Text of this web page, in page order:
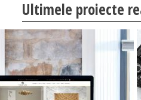
Ultimele proiecte